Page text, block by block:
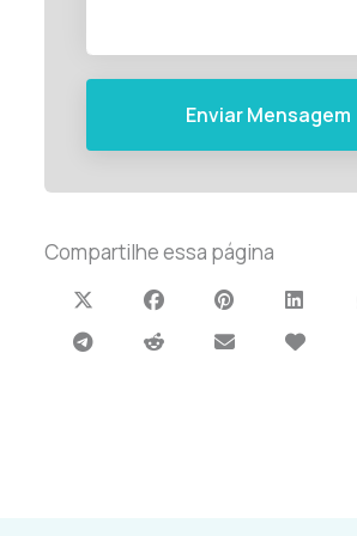
Enviar Mensagem
Compartilhe essa página